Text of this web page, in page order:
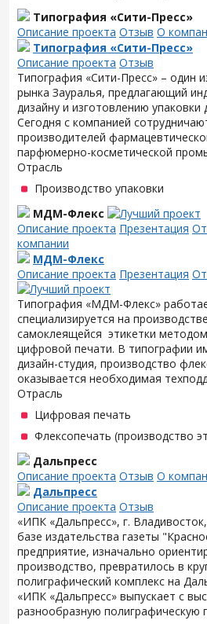
Типография «Сити-Пресс»
Описание проекта Отзыв О
Типография «Сити-Пресс»
Описание проекта Отзыв
Типография «Сити-Пресс» – один
рынка Зауралья, предлагающий
дизайну и изготовлению упаковки
Сегодня с компанией
производителей
парфюмерно-косметической
Отрасль
Производство упаковки
МДМ-Флекс
Описание проекта Презентация
компании
МДМ-Флекс
Описание проекта Презентация
Типография «МДМ-Флекс»
специализируется на
самоклеящейся этикетки
цифровой печати. В типографии
дизайн-студия, производство
оказывается необходимая
Отрасль
Цифровая печать
Флексопечать (производство
Дальпресс
Описание проекта Отзыв О
Дальпресс
Описание проекта Отзыв
«ИПК «Дальпресс», г.
базе издательства газеты
предприятие, изначально
производство, превратилось в
полиграфический комплекс на
«ИПК «Дальпресс» выпускает с
разнообразную полиграфическую